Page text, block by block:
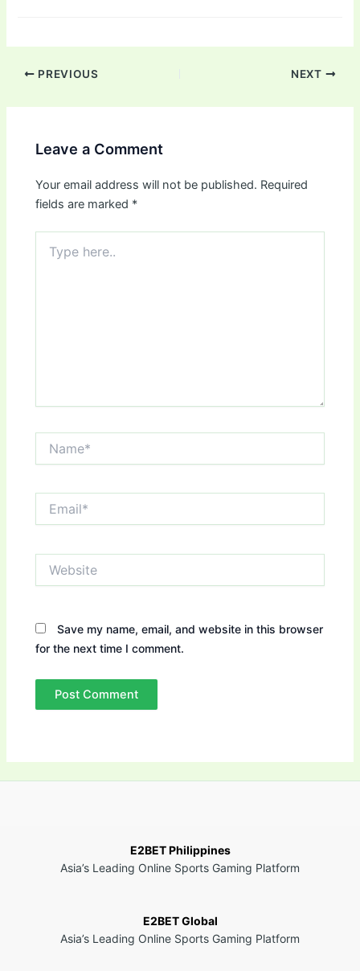
PREVIOUS NEXT
Leave a Comment
Your email address will not be published. Required
fields are marked *
here..
Save my name, email, and website in this browser
for the next time I comment.
E2BET Philippines
Asia’s Leading Online Sports Gaming Platform
E2BET Global
Asia’s Leading Online Sports Gaming Platform